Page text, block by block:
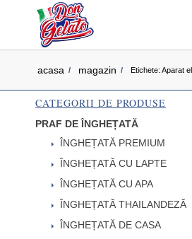
acasa / magazin / Etichete: Aparat
CATEGORII DE PRODUSE
PRAF DE ÎNGHEȚATĂ
ÎNGHEȚATĂ PREMIUM
ÎNGHEȚATĂ CU LAPTE
ÎNGHEȚATĂ CU APA
ÎNGHEȚATĂ THAILANDEZĂ
ÎNGHEȚATĂ DE CASA